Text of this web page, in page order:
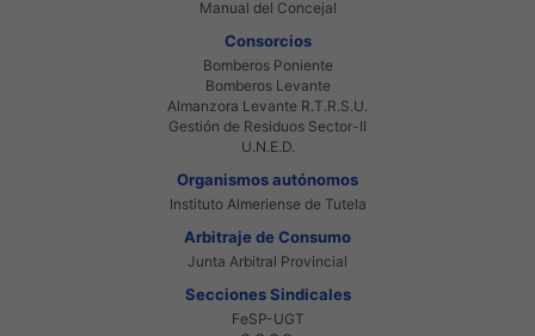
Manual del Concejal
Consorcios
Bomberos Poniente
Bomberos Levante
Almanzora Levante R.T.R.S.U.
Gestión de Residuos Sector-II
U.N.E.D.
Organismos autónomos
Instituto Almeriense de Tutela
Arbitraje de Consumo
Junta Arbitral Provincial
Secciones Sindicales
FeSP-UGT